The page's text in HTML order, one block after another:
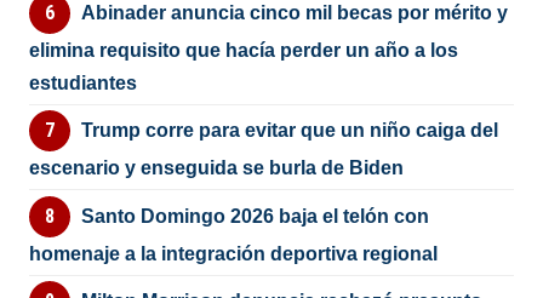
Abinader anuncia cinco mil becas por mérito y
elimina requisito que hacía perder un año a los
estudiantes
Trump corre para evitar que un niño caiga del
escenario y enseguida se burla de Biden
Santo Domingo 2026 baja el telón con
homenaje a la integración deportiva regional